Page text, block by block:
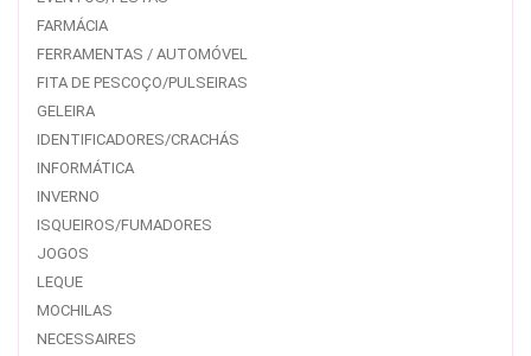
FARMÁCIA
FERRAMENTAS / AUTOMÓVEL
FITA DE PESCOÇO/PULSEIRAS
GELEIRA
IDENTIFICADORES/CRACHÁS
INFORMÁTICA
INVERNO
ISQUEIROS/FUMADORES
JOGOS
LEQUE
MOCHILAS
NECESSAIRES